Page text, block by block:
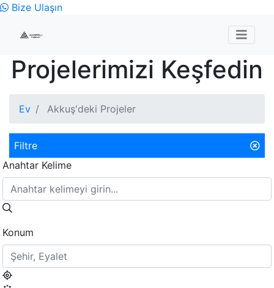
Bize Ulaşın
Projelerimizi Keşfedin
Ev Akkuş'deki Projeler
Filtre
Anahtar Kelime
Konum